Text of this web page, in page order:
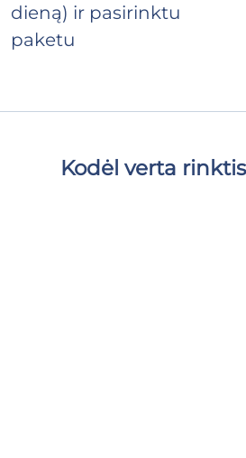
dieną) ir pasirinktu
paketu
Kodėl verta